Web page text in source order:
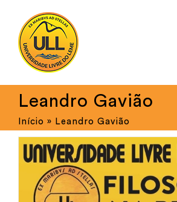
conteúdo
Leandro Gavião
Início » Leandro Gavião